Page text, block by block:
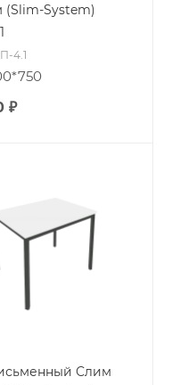
(Slim-System)
4.1
₽
Слим